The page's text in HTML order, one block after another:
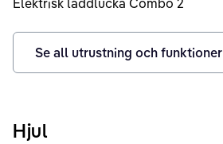
Elektrisk laddlucka Combo 2
Se all utrustning och funktioner
Hjul